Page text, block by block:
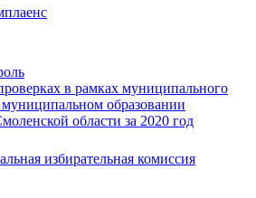
в рамках муниципального
муниципальном образовании
области за 2020 год
избирательная комиссия